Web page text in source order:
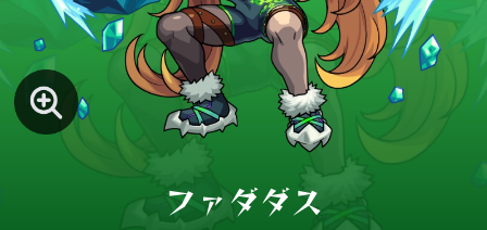
ファダダス